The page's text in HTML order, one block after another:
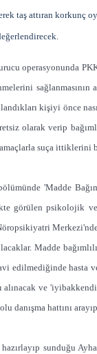
taş attıran korkunç
operasyonunda
kişiyi önce
olarak verip
suça ittiklerini
'Madde
görülen psikolojik ve
Madde
edilmediğinde hasta
alınacak ve '
danışma hattını
sunduğu